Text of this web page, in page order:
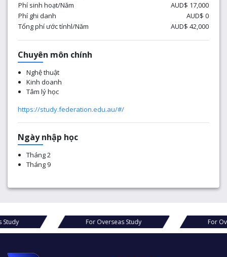
Phí sinh hoạt/Năm
AUD$ 17,000
Phí ghi danh
AUD$ 0
Tổng phí ước tínhl/Năm
AUD$ 42,000
Chuyên môn chính
Nghệ thuật
Kinh doanh
Tâm lý học
https://study.federation.edu.au/#/
Ngày nhập học
Tháng 2
Tháng 9
For Overseas Study For Overseas Study